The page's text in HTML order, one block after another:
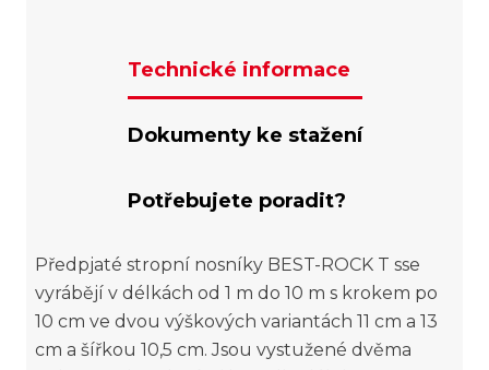
Technické informace
Dokumenty ke stažení
Potřebujete poradit?
Předpjaté stropní nosníky BEST-ROCK T sse
vyrábějí v délkách od 1 m do 10 m s krokem po
10 cm ve dvou výškových variantách 11 cm a 13
cm a šířkou 10,5 cm. Jsou vystužené dvěma